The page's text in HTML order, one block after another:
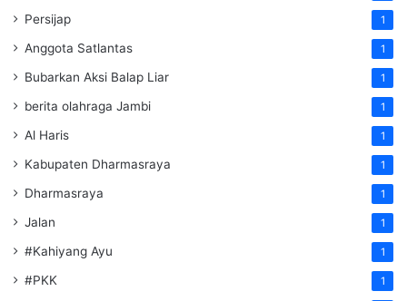
Persijap 1
Anggota Satlantas 1
Bubarkan Aksi Balap Liar 1
berita olahraga Jambi 1
Al Haris 1
Kabupaten Dharmasraya 1
Dharmasraya 1
Jalan 1
#Kahiyang Ayu 1
#PKK 1